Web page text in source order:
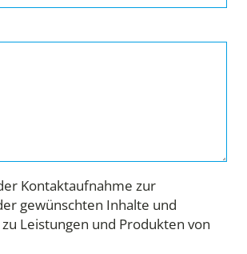
Kontaktaufnahme zur
gewünschten Inhalte und
Leistungen und Produkten von